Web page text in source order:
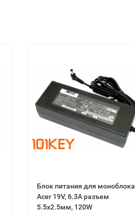
Блок питания для моноблока
Acer 19V, 6.3A разъем
5.5x2.5мм, 120W